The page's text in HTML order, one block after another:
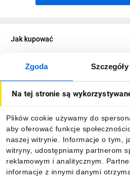
Zgoda Szczegóły
Na tej stronie są
Plików cookie używamy do
aby oferować funkcje
naszej witrynie. Informacje o tym,
witryny, udostępniamy partnerom
reklamowym i analitycznym.
informacje z innymi danymi
Jak kupować
O firmie
Informacje
Pobierz naszą